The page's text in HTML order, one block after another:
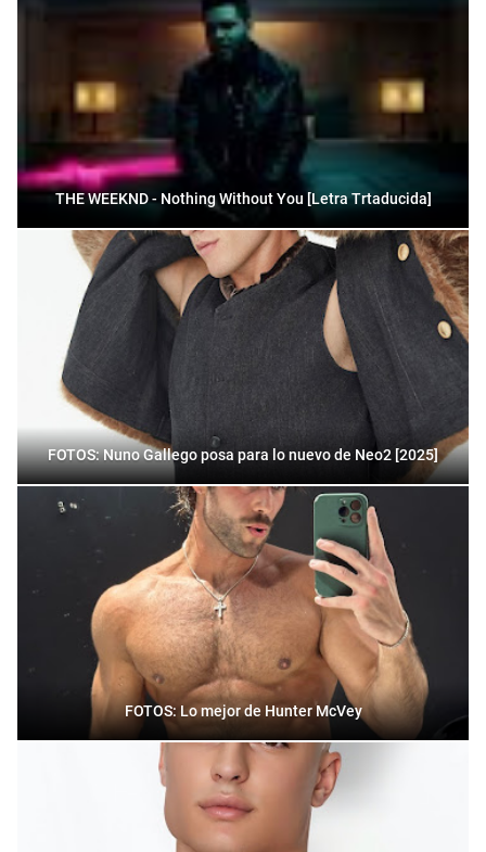
THE WEEKND - Nothing Without You [Letra Trtaducida]
FOTOS: Nuno Gallego posa para lo nuevo de Neo2 [2025]
FOTOS: Lo mejor de Hunter McVey